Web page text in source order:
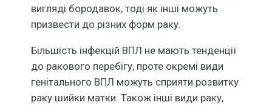
вигляді бородавок, тоді як інші можуть
призвести до різних форм раку.
Більшість інфекцій ВПЛ не мають тенденції
до ракового перебігу, проте окремі види
генітального ВПЛ можуть сприяти розвитку
раку шийки матки. Також інші види раку,